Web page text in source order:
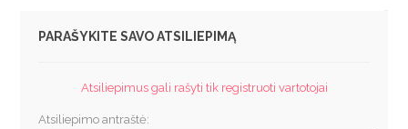
PARAŠYKITE SAVO ATSILIEPIMĄ
Atsiliepimus gali rašyti tik registruoti vartotojai
Atsiliepimo antraštė: